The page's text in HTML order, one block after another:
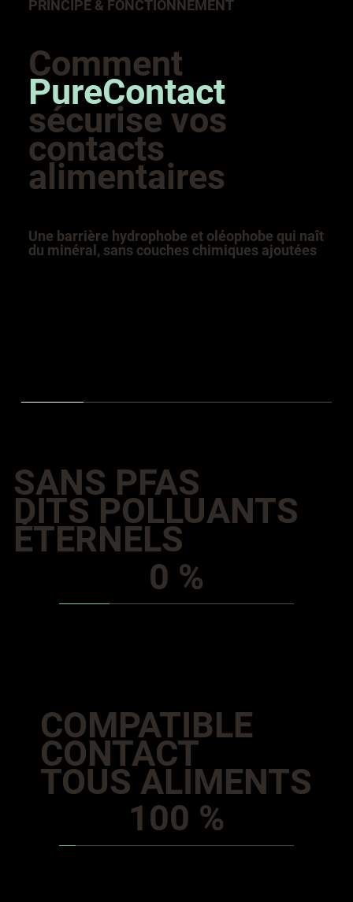
PRINCIPE & FONCTIONNEMENT
Comment
PureContact
sécurise vos
contacts
alimentaires
Une barrière hydrophobe et oléophobe qui naît
du minéral, sans couches chimiques ajoutées
SANS PFAS
DITS POLLUANTS
ÉTERNELS
0 %
COMPATIBLE
CONTACT
TOUS ALIMENTS
100 %